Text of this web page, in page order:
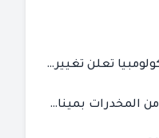
الصحراء المغربية .. كولومبيا تعلن تغييرا في موقفها وتعترف بسيادة المغرب على صحرائه
إحباط تهريب 350 كغ من المخدرات بميناء طنجة المتوسط